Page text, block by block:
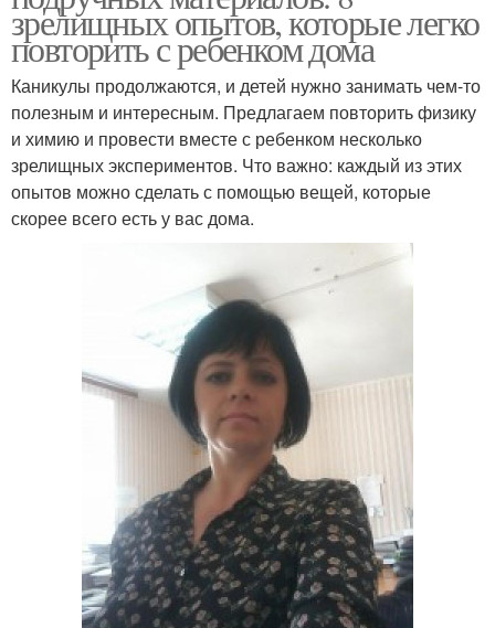
зрелищных опытов, которые легко
повторить с ребенком дома
Каникулы продолжаются, и детей нужно занимать чем-то
полезным и интересным. Предлагаем повторить физику
и химию и провести вместе с ребенком несколько
зрелищных экспериментов. Что важно: каждый из этих
опытов можно сделать с помощью вещей, которые
скорее всего есть у вас дома.